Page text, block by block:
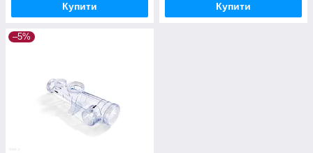
Купити Купити
–5%